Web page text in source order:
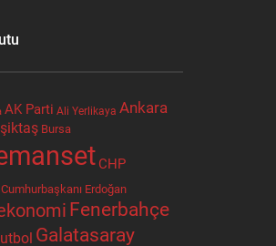
AK Parti Ali Yerlikaya Ankara
Bursa
CHP
Cumhurbaşkanı Erdoğan
Fenerbahçe
Galatasaray